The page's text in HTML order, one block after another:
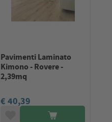
Pavimenti Laminato
Kimono - Rovere -
2,39mq
€ 40,39